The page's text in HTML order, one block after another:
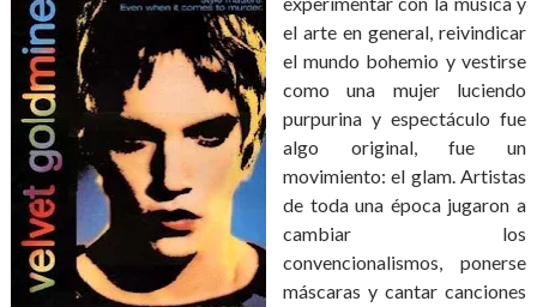
el arte en general, reivindicar
el mundo bohemio y vestirse
como una mujer luciendo
purpurina y espectáculo fue
algo original, fue un
movimiento: el glam. Artistas
de toda una época jugaron a
cambiar los
convencionalismos, ponerse
máscaras y cantar canciones